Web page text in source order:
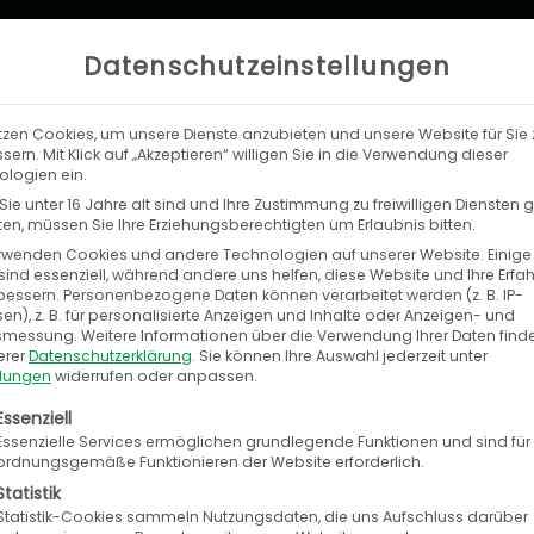
LEISTUNGEN UNTERNEHMEN
Datenschutzeinstellungen
Cookies, um unsere Dienste anzubieten und unsere Website für Sie
Mit Klick auf „Akzeptieren“ willigen Sie in die Verwendung dieser
ein.
unter 16 Jahre alt sind und Ihre Zustimmung zu freiwilligen Diensten
müssen Sie Ihre Erziehungsberechtigten um Erlaubnis bitten.
Cookies und andere Technologien auf unserer Website.
essenziell, während andere uns helfen, diese Website und Ihre
Personenbezogene Daten können verarbeitet werden (z. B. IP-
z. B. für personalisierte Anzeigen und Inhalte oder Anzeigen- und
Weitere Informationen über die Verwendung Ihrer Daten
Datenschutzerklärung. Sie können Ihre Auswahl jederzeit unter
widerrufen oder anpassen.
eine Liste der Service-Gruppen, für die eine
Services ermöglichen grundlegende Funktionen und sind
Funktionieren der Website erforderlich.
Cookies sammeln Nutzungsdaten, die uns Aufschluss darüber